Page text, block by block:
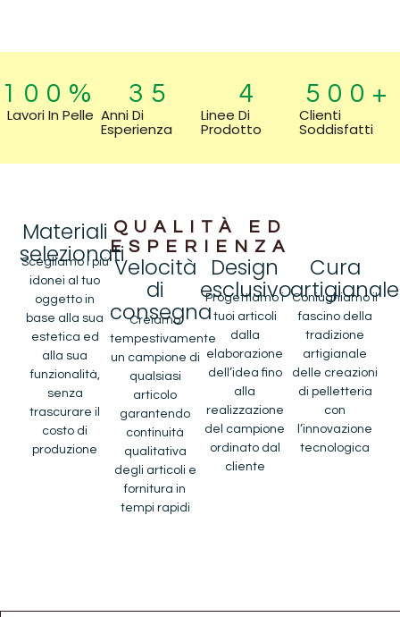
Lavori In Pelle
100 %
Anni Di
Esperienza
35
Linee Di
Prodotto
4
Clienti
Soddisfatti
500 +
QUALITÀ ED
ESPERIENZA
Materiali
selezionati
Scegliamo i più
idonei al tuo
oggetto in
base alla sua
estetica ed
alla sua
funzionalità,
senza
trascurare il
costo di
produzione
Velocità
di
consegna
Creiamo
tempestivamente
un campione di
qualsiasi
articolo
garantendo
continuità
qualitativa
degli articoli e
fornitura in
tempi rapidi
Design
esclusivo
Progettiamo i
tuoi articoli
dalla
elaborazione
dell’idea fino
alla
realizzazione
del campione
ordinato dal
cliente
Cura
artigianale
Coniughiamo il
fascino della
tradizione
artigianale
delle creazioni
di pelletteria
con
l’innovazione
tecnologica